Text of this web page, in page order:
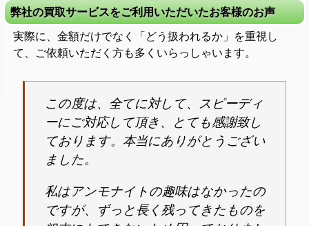
弊社の買取サービスをご利用いただいたお客様のお声
実際に、金額だけでなく「どう扱われるか」を重視し
て、ご依頼いただく方も多くいらっしゃいます。
この度は、全てに対して、スピーディ
ーにご対応して頂き、とても感謝致し
ております。本当にありがとうござい
ました。
私はアンモナイトの趣味はなかったの
ですが、ずっと長く残ってきたものを